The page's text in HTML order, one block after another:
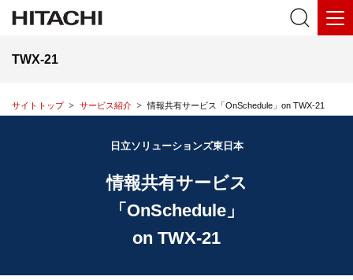
TWX-21
サイトトップ サービス紹介 情報共有サービス「OnSchedule」on TWX-21
日立ソリューションズ東日本
情報共有サービス
「OnSchedule」
on TWX-21